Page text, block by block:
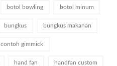
botol bowling botol minum
bungkus bungkus makanan
contoh gimmick
hand fan handfan custom